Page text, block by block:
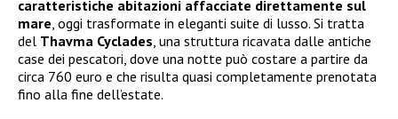
caratteristiche abitazioni affacciate direttamente sul
mare, oggi trasformate in eleganti suite di lusso. Si tratta
del Thavma Cyclades, una struttura ricavata dalle antiche
case dei pescatori, dove una notte può costare a partire da
circa 760 euro e che risulta quasi completamente prenotata
fino alla fine dell’estate.